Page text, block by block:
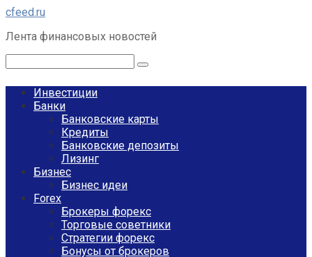
Перейти
контенту
cfeed.ru
Лента финансовых новостей
Инвестиции
Банки
Банковские карты
Кредиты
Банковские депозиты
Лизинг
Бизнес
Бизнес идеи
Forex
Брокеры форекс
Торговые советники
Стратегии форекс
Бонусы от брокеров